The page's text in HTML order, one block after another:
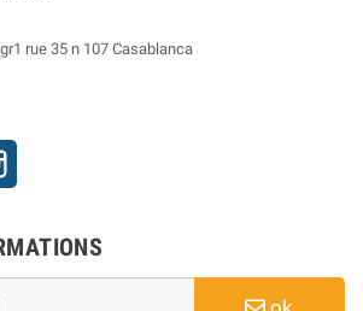
rue 35 n 107 Casablanca